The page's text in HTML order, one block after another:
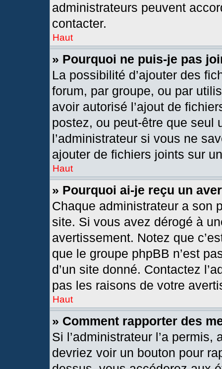
administrateurs peuvent
contacter.
Haut
» Pourquoi ne puis-je pas
La possibilité d’ajouter des
forum, par groupe, ou par
avoir autorisé l’ajout de
postez, ou peut-être que seul
l’administrateur si vous ne
ajouter de fichiers joints sur
Haut
» Pourquoi ai-je reçu un
Chaque administrateur a son
site. Si vous avez dérogé à
avertissement. Notez que
que le groupe phpBB n’est
d’un site donné. Contactez
pas les raisons de votre
Haut
» Comment rapporter des
Si l’administrateur l’a
devriez voir un bouton pour